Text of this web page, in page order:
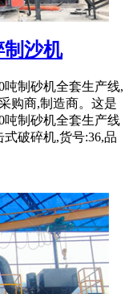
制沙机
吨制砂机全套生产线,
购商,制造商。这是
吨制砂机全套生产线
破碎机,货号:36,品